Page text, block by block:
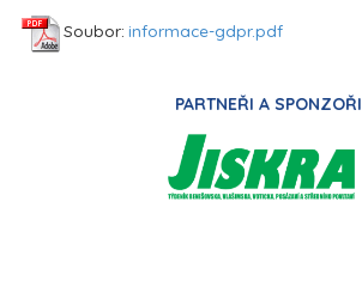
Soubor: informace-gdpr.pdf
PARTNEŘI A SPONZOŘI